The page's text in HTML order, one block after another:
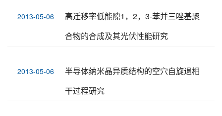
2013-05-06
高迁移率低能隙1，2，3-苯并三唑基聚
合物的合成及其光伏性能研究
2013-05-06
半导体纳米晶异质结构的空穴自旋退相
干过程研究